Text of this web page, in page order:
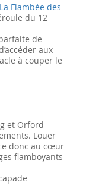
La Flambée des
du 12
de
aux
à couper le
et Orford
Louer
donc au cœur
flamboyants